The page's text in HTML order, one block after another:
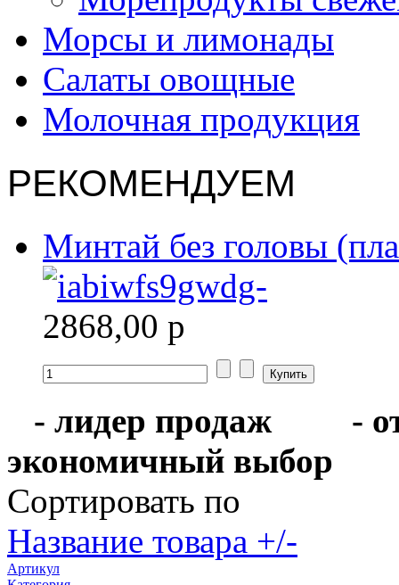
Морсы и лимонады
Салаты овощные
Молочная продукция
РЕКОМЕНДУЕМ
Минтай без головы
2868,00 р
- лидер продаж
-
экономичный
Сортировать по
Название товара +/-
Артикул